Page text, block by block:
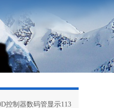
控制器数码管显示113